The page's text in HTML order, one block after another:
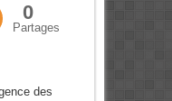
0
Partages
des